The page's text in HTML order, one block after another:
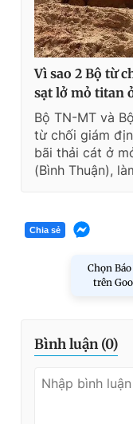
Vì sao 2 Bộ từ
sạt lở mỏ titan
Bộ TN-MT và
từ chối giám
bãi thải cát ở
(Bình Thuận),
Chia sẻ
Chọn Báo
trên
Bình luận (0)